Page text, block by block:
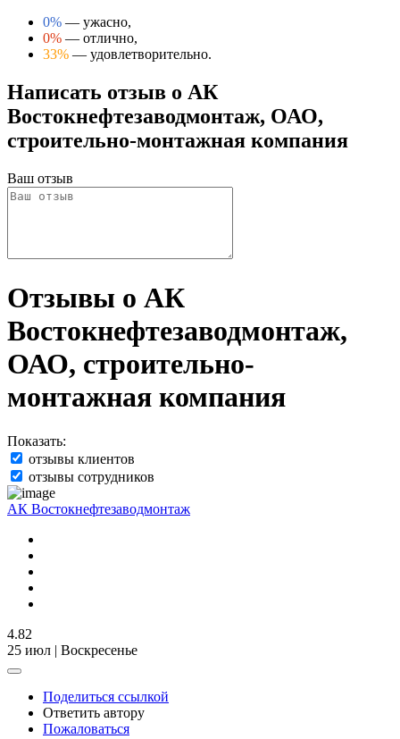
0% — ужасно,
0% — отлично,
33% — удовлетворительно.
Написать отзыв о АК
Востокнефтезаводмонтаж, ОАО,
строительно-монтажная компания
Ваш отзыв
Отзывы о АК
Востокнефтезаводмонтаж,
ОАО, строительно-
монтажная компания
Показать:
отзывы клиентов
отзывы сотрудников
АК Востокнефтезаводмонтаж
4.82
25 июл | Воскресенье
Поделиться ссылкой
Ответить автору
Пожаловаться